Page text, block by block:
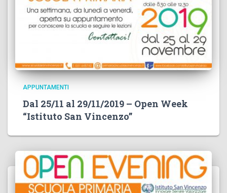
APPUNTAMENTI
Dal 25/11 al 29/11/2019 – Open Week
“Istituto San Vincenzo”